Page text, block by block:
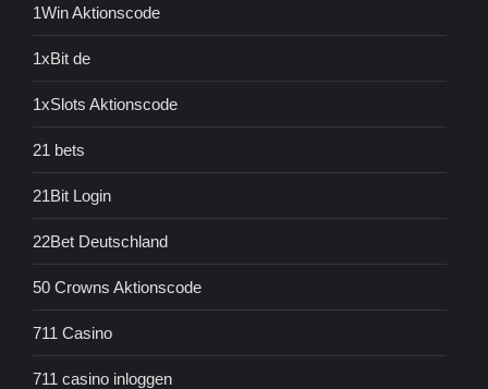
1Win Aktionscode
1xBit de
1xSlots Aktionscode
21 bets
21Bit Login
22Bet Deutschland
50 Crowns Aktionscode
711 Casino
711 casino inloggen